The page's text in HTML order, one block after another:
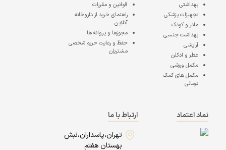
بهداشتی
تجهیزات پزشکی
مادر و کودک
بهداشت جنسی
آرایشی
عطر و ادکلن
مکمل ورزشی
مکمل های کمک
درمانی
قوانین و مقررات
راهنمای خرید از داروخانه
آنلاین
مجوزها و پروانه ها
حفظ و رعایت حریم شخصی
مشتریان
نماد اعتماد
ارتباط با ما
تهران،پاسداران،نبش
بهستان هفتم